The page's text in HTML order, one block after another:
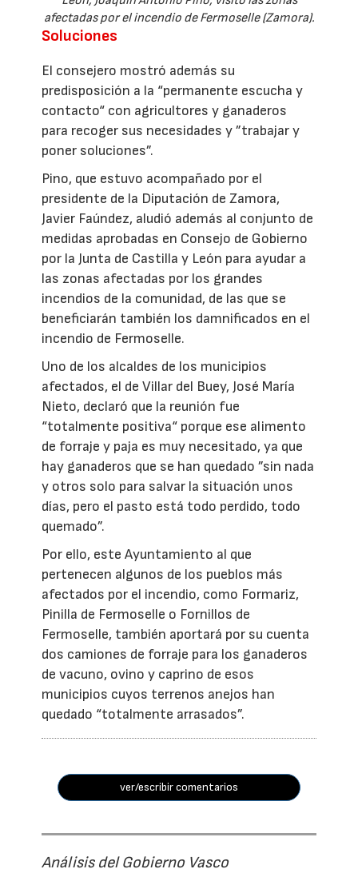
afectadas por el incendio de Fermoselle (Zamora).
Soluciones
El consejero mostró además su
predisposición a la “permanente escucha y
contacto“ con agricultores y ganaderos
para recoger sus necesidades y ”trabajar y
poner soluciones”.
Pino, que estuvo acompañado por el
presidente de la Diputación de Zamora,
Javier Faúndez, aludió además al conjunto de
medidas aprobadas en Consejo de Gobierno
por la Junta de Castilla y León para ayudar a
las zonas afectadas por los grandes
incendios de la comunidad, de las que se
beneficiarán también los damnificados en el
incendio de Fermoselle.
Uno de los alcaldes de los municipios
afectados, el de Villar del Buey, José María
Nieto, declaró que la reunión fue
“totalmente positiva“ porque ese alimento
de forraje y paja es muy necesitado, ya que
hay ganaderos que se han quedado ”sin nada
y otros solo para salvar la situación unos
días, pero el pasto está todo perdido, todo
quemado”.
Por ello, este Ayuntamiento al que
pertenecen algunos de los pueblos más
afectados por el incendio, como Formariz,
Pinilla de Fermoselle o Fornillos de
Fermoselle, también aportará por su cuenta
dos camiones de forraje para los ganaderos
de vacuno, ovino y caprino de esos
municipios cuyos terrenos anejos han
quedado “totalmente arrasados”.
ver/escribir comentarios
Análisis del Gobierno Vasco